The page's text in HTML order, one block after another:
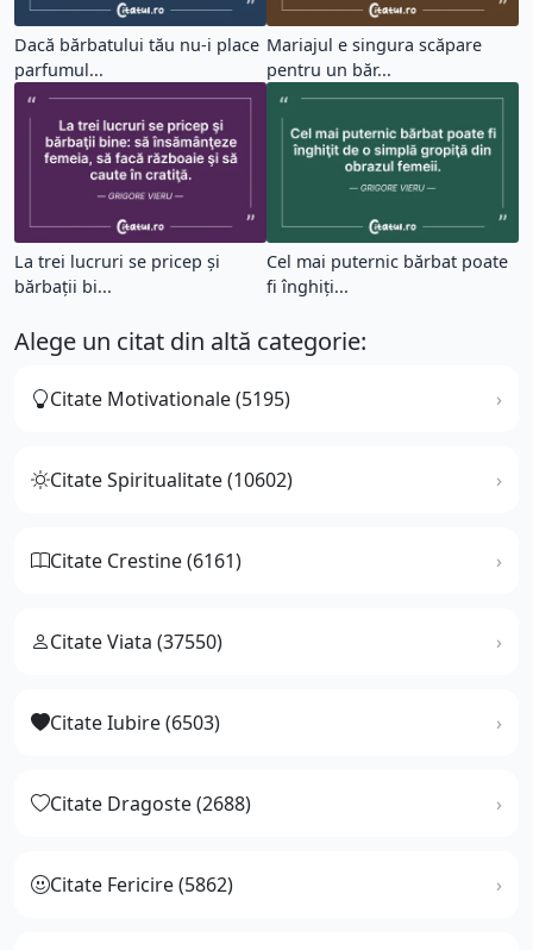
Dacă bărbatului tău nu-i place
parfumul...
Mariajul e singura scăpare
pentru un băr...
La trei lucruri se pricep şi
bărbaţii bi...
Cel mai puternic bărbat poate
fi înghiţi...
Alege un citat din altă categorie:
Citate Motivationale (5195)
Citate Spiritualitate (10602)
Citate Crestine (6161)
Citate Viata (37550)
Citate Iubire (6503)
Citate Dragoste (2688)
Citate Fericire (5862)